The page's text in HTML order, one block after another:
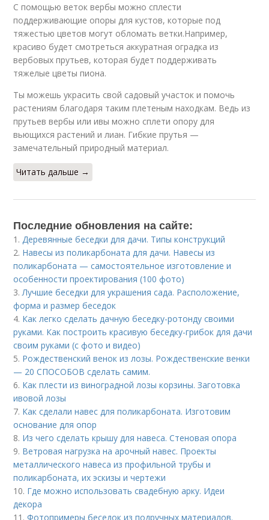
С помощью веток вербы можно сплести
поддерживающие опоры для кустов, которые под
тяжестью цветов могут обломать ветки.Например,
красиво будет смотреться аккуратная оградка из
вербовых прутьев, которая будет поддерживать
тяжелые цветы пиона.
Ты можешь украсить свой садовый участок и помочь
растениям благодаря таким плетеным находкам. Ведь из
прутьев вербы или ивы можно сплети опору для
вьющихся растений и лиан. Гибкие прутья —
замечательный природный материал.
Читать дальше →
Последние обновления на сайте:
1. Деревянные беседки для дачи. Типы конструкций
2. Навесы из поликарбоната для дачи. Навесы из
поликарбоната — самостоятельное изготовление и
особенности проектирования (100 фото)
3. Лучшие беседки для украшения сада. Расположение,
форма и размер беседок
4. Как легко сделать дачную беседку-ротонду своими
руками. Как построить красивую беседку-грибок для дачи
своим руками (с фото и видео)
5. Рождественский венок из лозы. Рождественские венки
— 20 СПОСОБОВ сделать самим.
6. Как плести из виноградной лозы корзины. Заготовка
ивовой лозы
7. Как сделали навес для поликарбоната. Изготовим
основание для опор
8. Из чего сделать крышу для навеса. Стеновая опора
9. Ветровая нагрузка на арочный навес. Проекты
металлического навеса из профильной трубы и
поликарбоната, их эскизы и чертежи
10. Где можно использовать свадебную арку. Идеи
декора
11.Фотопримеры беседок из подручных материалов.